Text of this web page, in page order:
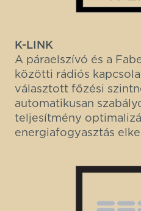
K-LINK
A páraelszívó és a
közötti rádiós
választott főzési
automatikusan
teljesítmény
energiafogyasztás